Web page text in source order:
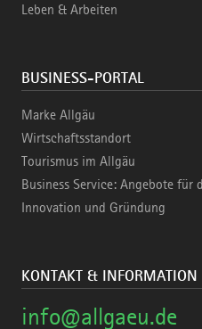
Leben & Arbeiten
BUSINESS-PORTAL
Marke Allgäu
Wirtschaftsstandort
Tourismus im Allgäu
Business Service: Angebote für
Innovation und Gründung
KONTAKT & INFORMATION
info@allgaeu.de